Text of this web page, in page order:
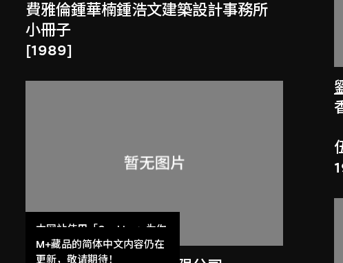
費雅倫鍾華楠鍾浩文建築設計事務所
小冊子
[1989]
本网站使用「Cookies」为你
提供最好的网站体验。
了解更多
M+藏品的简体中文内容仍在
更新，敬请期待！